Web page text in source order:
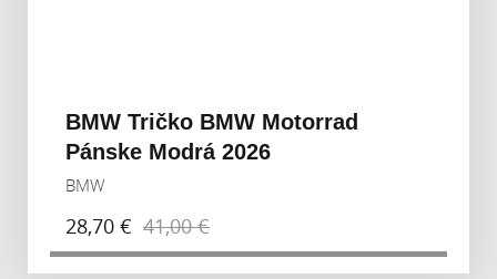
BMW Tričko BMW Motorrad
Pánske Modrá 2026
BMW
28,70 € 41,00 €